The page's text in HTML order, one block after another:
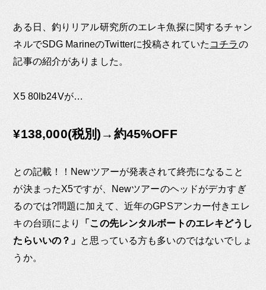
ある日、釣りリアル研究所のエレキ魚探に関するチャン
ネルでSDG MarineのTwitterに投稿されていた コチラの
記事の紹介がありました。
X5 80lb24Vが…
¥138,000(税別)→約45%OFF
との記載！！Newツアーが発表されて終売になること
が決まったX5ですが、Newツアーのヘッドがデカすぎ
るのでは?問題に加えて、近年のGPSアンカー付きエレ
キの台頭により
「この先レンタルボートのエレキどうし
たらいいの？」 と思っている方も多いのではないでしょ
うか。